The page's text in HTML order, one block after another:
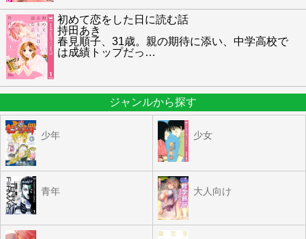
初めて恋をした日に読む話
持田あき
春見順子、31歳。親の期待に添い、中学高校で
は成績トップだっ …
ジャンルから探す
少年 少女
青年 大人向け